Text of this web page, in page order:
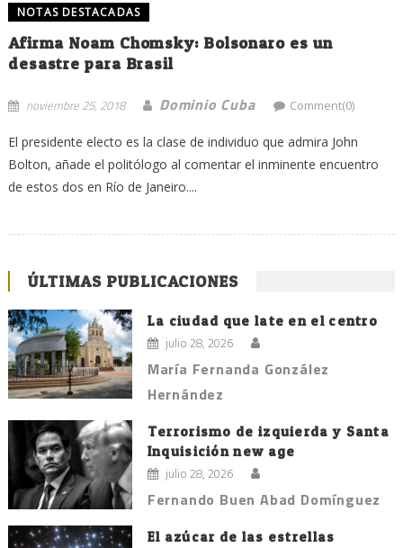
NOTAS DESTACADAS
Afirma Noam Chomsky: Bolsonaro es un
desastre para Brasil
noviembre 25, 2018 Dominio Cuba Comment(0)
El presidente electo es la clase de individuo que admira John
Bolton, añade el politólogo al comentar el inminente encuentro
de estos dos en Río de Janeiro....
ÚLTIMAS PUBLICACIONES
La ciudad que late en el centro
julio 28, 2026
María Fernanda González
Hernández
Terrorismo de izquierda y Santa
Inquisición new age
julio 28, 2026
Fernando Buen Abad Domínguez
El azúcar de las estrellas